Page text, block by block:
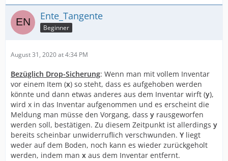
Ente_Tangente
Beginner
August 31, 2020 at 4:34 PM
Bezüglich Drop-Sicherung: Wenn man mit vollem Inventar
vor einem Item (x) so steht, dass es aufgehoben werden
könnte und dann etwas anderes aus dem Inventar wirft (y),
wird x in das Inventar aufgenommen und es erscheint die
Meldung man müsse den Vorgang, dass y rausgeworfen
werden soll, bestätigen. Zu diesem Zeitpunkt ist allerdings y
bereits scheinbar unwiderruflich verschwunden. Y liegt
weder auf dem Boden, noch kann es wieder zurückgeholt
werden, indem man x aus dem Inventar entfernt.